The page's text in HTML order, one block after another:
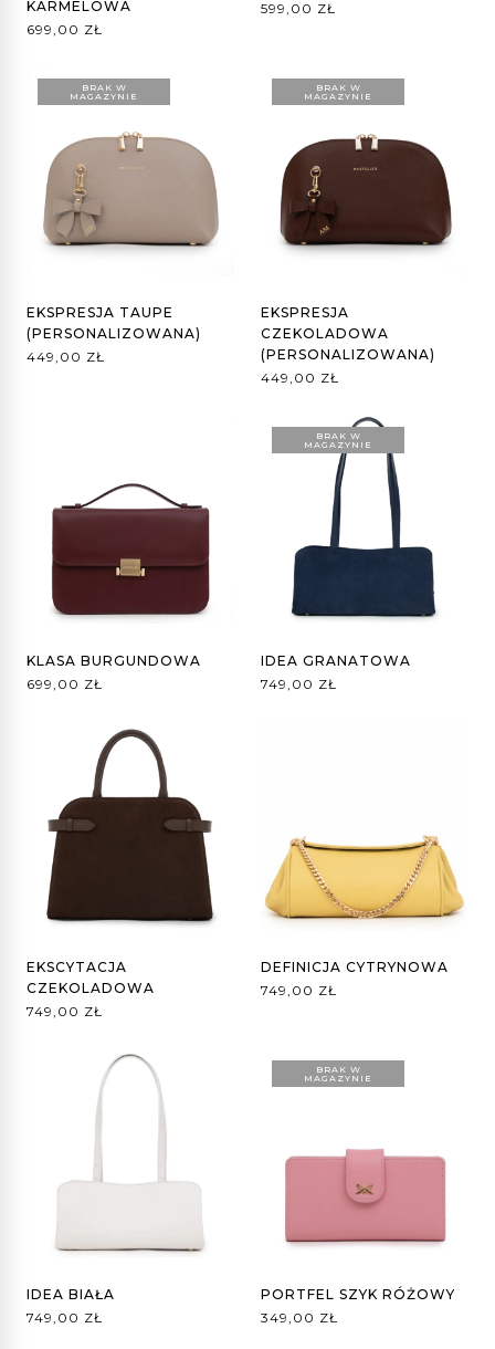
KARMELOWA
699,00 ZŁ
599,00 ZŁ
BRAK W
MAGAZYNIE
EKSPRESJA TAUPE
(PERSONALIZOWANA)
449,00 ZŁ
BRAK W
MAGAZYNIE
EKSPRESJA
CZEKOLADOWA
(PERSONALIZOWANA)
449,00 ZŁ
KLASA BURGUNDOWA
699,00 ZŁ
BRAK W
MAGAZYNIE
IDEA GRANATOWA
749,00 ZŁ
EKSCYTACJA
CZEKOLADOWA
749,00 ZŁ
DEFINICJA CYTRYNOWA
749,00 ZŁ
IDEA BIAŁA
749,00 ZŁ
BRAK W
MAGAZYNIE
PORTFEL SZYK RÓŻOWY
349,00 ZŁ